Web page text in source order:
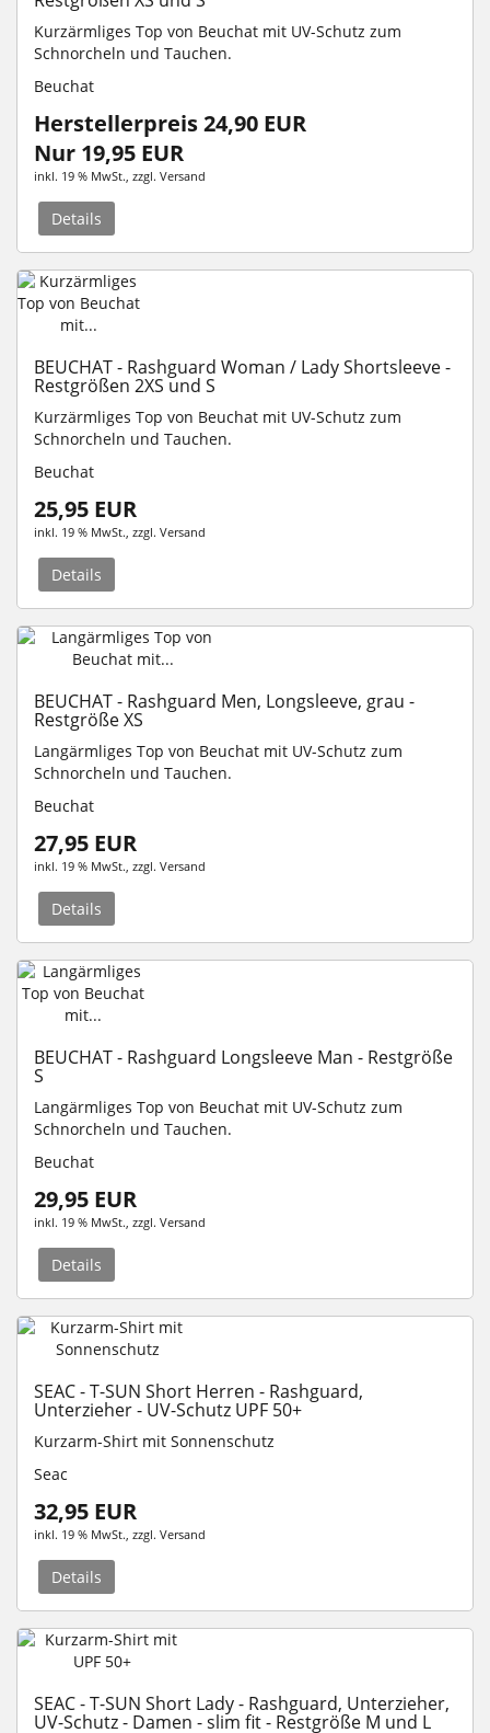
Kurzärmliges Top von Beuchat mit UV-Schutz zum
Schnorcheln und Tauchen.
Beuchat
Herstellerpreis 24,90 EUR
Nur 19,95 EUR
inkl. 19 % MwSt. , zzgl. Versand
Details
BEUCHAT - Rashguard Woman / Lady Shortsleeve -
Restgrößen 2XS und S
Kurzärmliges Top von Beuchat mit UV-Schutz zum
Schnorcheln und Tauchen.
Beuchat
25,95 EUR
inkl. 19 % MwSt. , zzgl. Versand
Details
BEUCHAT - Rashguard Men, Longsleeve, grau -
Restgröße XS
Langärmliges Top von Beuchat mit UV-Schutz zum
Schnorcheln und Tauchen.
Beuchat
27,95 EUR
inkl. 19 % MwSt. , zzgl. Versand
Details
BEUCHAT - Rashguard Longsleeve Man - Restgröße
S
Langärmliges Top von Beuchat mit UV-Schutz zum
Schnorcheln und Tauchen.
Beuchat
29,95 EUR
inkl. 19 % MwSt. , zzgl. Versand
Details
SEAC - T-SUN Short Herren - Rashguard,
Unterzieher - UV-Schutz UPF 50+
Kurzarm-Shirt mit Sonnenschutz
Seac
32,95 EUR
inkl. 19 % MwSt. , zzgl. Versand
Details
SEAC - T-SUN Short Lady - Rashguard, Unterzieher,
UV-Schutz - Damen - slim fit - Restgröße M und L